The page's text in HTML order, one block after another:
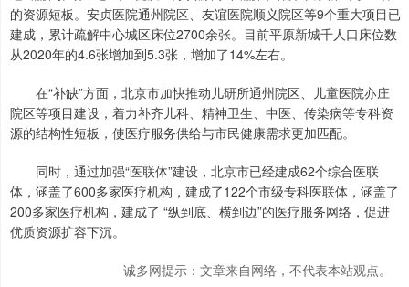
的资源短板。安贞医院通州院区、友谊医院顺义院区等9个重大项目已
建成，累计疏解中心城区床位2700余张。目前平原新城千人口床位数
从2020年的4.6张增加到5.3张，增加了14%左右。
在“补缺”方面，北京市加快推动儿研所通州院区、儿童医院亦庄
院区等项目建设，着力补齐儿科、精神卫生、中医、传染病等专科资
源的结构性短板，使医疗服务供给与市民健康需求更加匹配。
同时，通过加强“医联体”建设，北京市已经建成62个综合医联
体，涵盖了600多家医疗机构，建成了122个市级专科医联体，涵盖了
200多家医疗机构，建成了 “纵到底、横到边”的医疗服务网络，促进
优质资源扩容下沉。
诚多网提示：文章来自网络，不代表本站观点。